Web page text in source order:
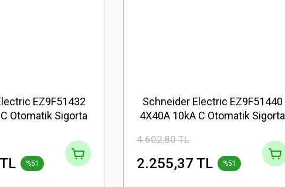
EZ9F51432
Otomatik Sigorta
%51
Schneider Electric EZ9F51440
4X40A 10kA C Otomatik Sigorta
4.602,80 TL
2.255,37 TL %51